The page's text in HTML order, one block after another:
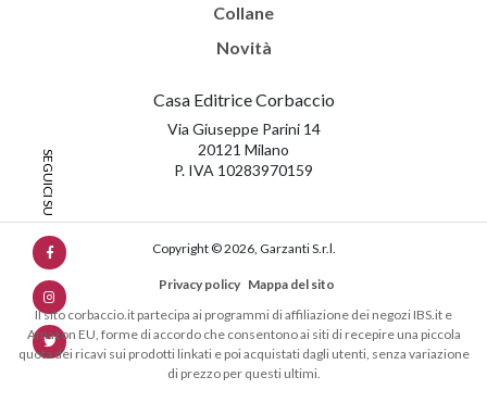
Collane
Novità
Casa Editrice Corbaccio
Via Giuseppe Parini 14
20121 Milano
P. IVA 10283970159
Copyright © 2026, Garzanti S.r.l.
Privacy policy Mappa del sito
Il sito corbaccio.it partecipa ai programmi di affiliazione dei negozi IBS.it e
Amazon EU, forme di accordo che consentono ai siti di recepire una piccola
quota dei ricavi sui prodotti linkati e poi acquistati dagli utenti, senza variazione
di prezzo per questi ultimi.